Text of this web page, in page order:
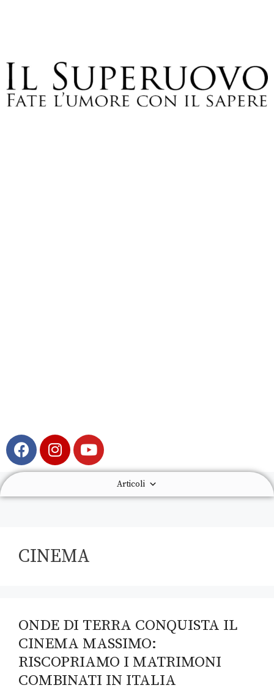
Articoli
CINEMA
ONDE DI TERRA CONQUISTA IL
CINEMA MASSIMO:
RISCOPRIAMO I MATRIMONI
COMBINATI IN ITALIA